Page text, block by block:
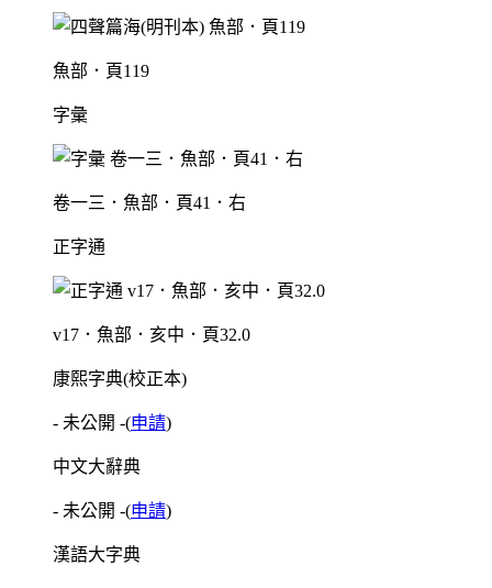
魚部．頁119
字彙
卷一三．魚部．頁41．右
正字通
v17．魚部．亥中．頁32.0
康熙字典(校正本)
- 未公開 -(申請)
中文大辭典
- 未公開 -(申請)
漢語大字典